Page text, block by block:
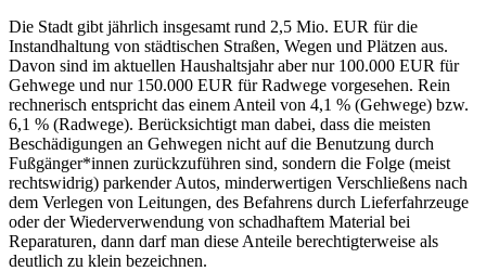
Die Stadt gibt jährlich insgesamt rund 2,5 Mio. EUR für die
Instandhaltung von städtischen Straßen, Wegen und Plätzen aus.
Davon sind im aktuellen Haushaltsjahr aber nur 100.000 EUR für
Gehwege und nur 150.000 EUR für Radwege vorgesehen. Rein
rechnerisch entspricht das einem Anteil von 4,1 % (Gehwege) bzw.
6,1 % (Radwege). Berücksichtigt man dabei, dass die meisten
Beschädigungen an Gehwegen nicht auf die Benutzung durch
Fußgänger*innen zurückzuführen sind, sondern die Folge (meist
rechtswidrig) parkender Autos, minderwertigen Verschließens nach
dem Verlegen von Leitungen, des Befahrens durch Lieferfahrzeuge
oder der Wiederverwendung von schadhaftem Material bei
Reparaturen, dann darf man diese Anteile berechtigterweise als
deutlich zu klein bezeichnen.